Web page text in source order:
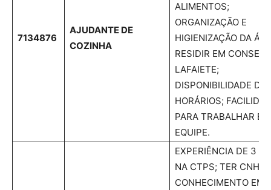
7134876
AJUDANTE DE
COZINHA
ALIMENTOS;
ORGANIZAÇÃO E
HIGIENIZAÇÃO DA
RESIDIR EM
LAFAIETE;
DISPONIBILIDADE DE
HORÁRIOS;
PARA TRABALHAR EM
EQUIPE.
EXPERIÊNCIA DE 3
NA CTPS; TER CNH
CONHECIMENTO EM